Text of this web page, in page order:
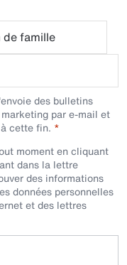
de famille
des bulletins
par e-mail et
cette fin.
moment en cliquant
dans la lettre
des informations
données personnelles
et des lettres